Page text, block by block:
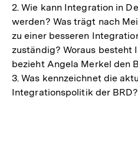
2. Wie kann Integration in
werden? Was trägt nach
zu einer besseren
zuständig? Woraus besteht
bezieht Angela Merkel den
3. Was kennzeichnet die
Integrationspolitik der BRD?